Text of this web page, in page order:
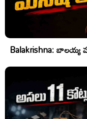
Balakrishna: